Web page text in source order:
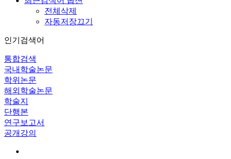
전체삭제
자동저장끄기
인기검색어
통합검색
국내학술논문
학위논문
해외학술논문
학술지
단행본
연구보고서
공개강의